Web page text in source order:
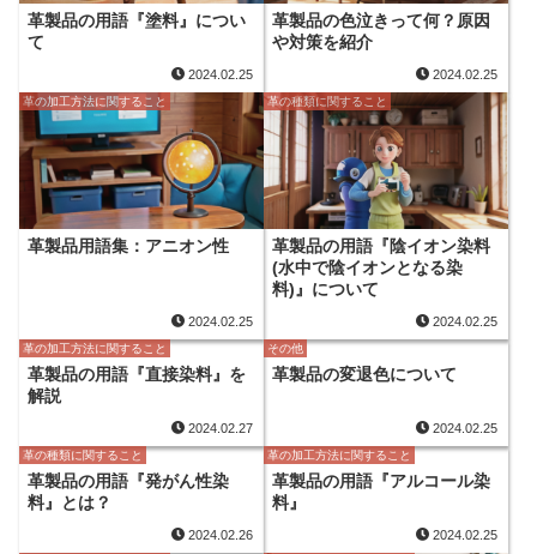
革製品の用語『塗料』につい
て
2024.02.25
革製品の色泣きって何？原因
や対策を紹介
2024.02.25
革の加工方法に関すること
革製品用語集：アニオン性
2024.02.25
革の種類に関すること
革製品の用語『陰イオン染料
(水中で陰イオンとなる染
料)』について
2024.02.25
革の加工方法に関すること
革製品の用語『直接染料』を
解説
2024.02.27
その他
革製品の変退色について
2024.02.25
革の種類に関すること
革製品の用語『発がん性染
料』とは？
2024.02.26
革の加工方法に関すること
革製品の用語『アルコール染
料』
2024.02.25